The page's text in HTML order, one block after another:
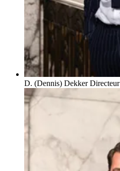
D. (Dennis) DekkerDirecteur